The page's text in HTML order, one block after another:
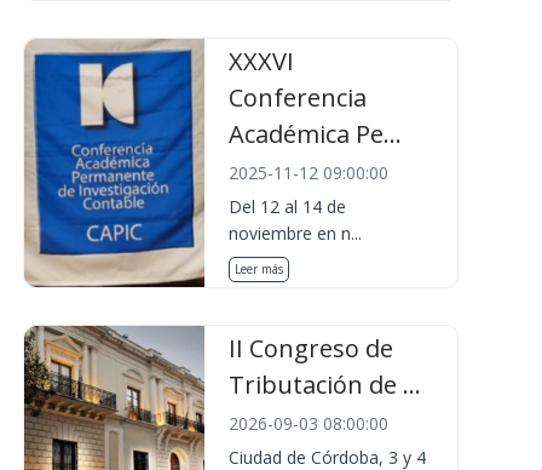
XXXVI
Conferencia
Académica Pe...
2025-11-12 09:00:00
Del 12 al 14 de
noviembre en n...
Leer más
II Congreso de
Tributación de ...
2026-09-03 08:00:00
Ciudad de Córdoba, 3 y 4